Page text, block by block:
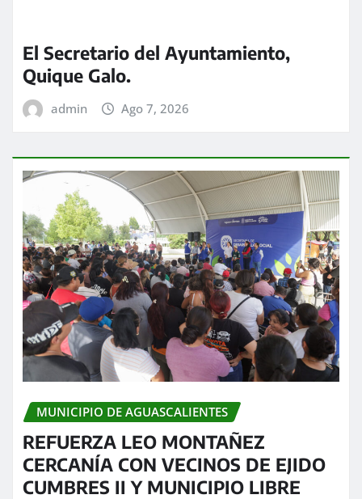
El Secretario del Ayuntamiento,
Quique Galo.
admin Ago 7, 2026
MUNICIPIO DE AGUASCALIENTES
REFUERZA LEO MONTAÑEZ
CERCANÍA CON VECINOS DE EJIDO
CUMBRES II Y MUNICIPIO LIBRE